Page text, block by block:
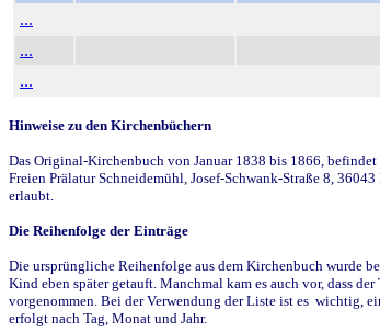
...
...
...
Hinweise zu den Kirchenbüchern
Das Original-Kirchenbuch von Januar 1838 bis 1866,
Freien Prälatur Schneidemühl, Josef-Schwank-Straße 8,
erlaubt.
Die Reihenfolge der Einträge
Die ursprüngliche Reihenfolge aus dem Kirchenbuch wurde
Kind eben später getauft. Manchmal kam es auch vor, dass
vorgenommen. Bei der Verwendung der Liste ist es wichtig,
erfolgt nach Tag, Monat und Jahr.